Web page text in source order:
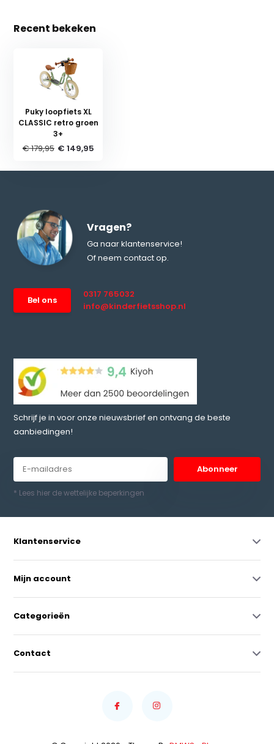
Recent bekeken
Puky loopfiets XL
CLASSIC retro groen
3+
€ 179,95 € 149,95
Vragen?
Ga naar klantenservice!
Of neem contact op.
Bel ons
0317 765032
info@kinderfietsshop.nl
Schrijf je in voor onze nieuwsbrief en ontvang de beste
aanbiedingen!
Abonneer
* Lees hier de wettelijke beperkingen
Klantenservice
Mijn account
Categorieën
Contact